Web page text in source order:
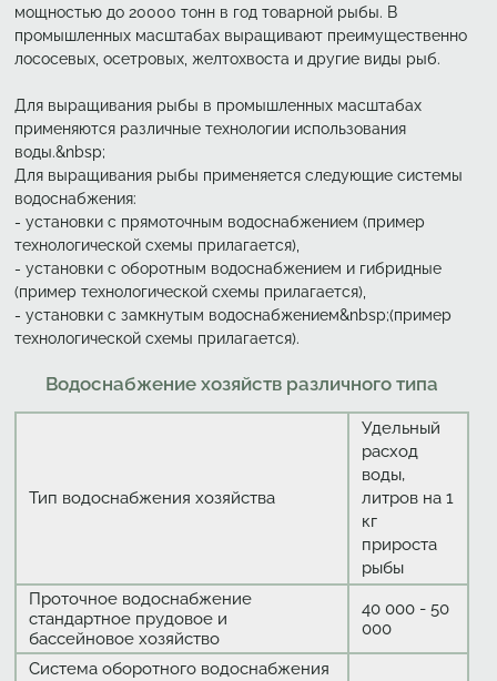
мощностью до 20000 тонн в год товарной рыбы. В
промышленных масштабах выращивают преимущественно
лососевых, осетровых, желтохвоста и другие виды рыб.
Для выращивания рыбы в промышленных масштабах
применяются различные технологии использования
воды.&nbsp;
Для выращивания рыбы применяется следующие системы
водоснабжения:
- установки с прямоточным водоснабжением (пример
технологической схемы прилагается),
- установки с оборотным водоснабжением и гибридные
(пример технологической схемы прилагается),
- установки с замкнутым водоснабжением&nbsp;(пример
технологической схемы прилагается).
Водоснабжение хозяйств различного типа
Тип водоснабжения хозяйства
Удельный
расход
воды,
литров на 1
кг
прироста
рыбы
Проточное водоснабжение
стандартное прудовое и
бассейновое хозяйство
40 000 - 50
000
Система оборотного водоснабжения